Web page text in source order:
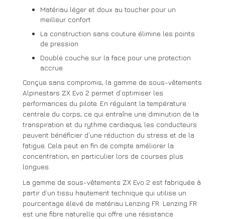
Matériau léger et doux au toucher pour un
meilleur confort
La construction sans couture élimine les points
de pression
Double couche sur la face pour une protection
accrue
Conçue sans compromis, la gamme de sous-vêtements
Alpinestars ZX Evo 2 permet d’optimiser les
performances du pilote. En régulant la température
centrale du corps, ce qui entraîne une diminution de la
transpiration et du rythme cardiaque, les conducteurs
peuvent bénéficier d’une réduction du stress et de la
fatigue. Cela peut en fin de compte améliorer la
concentration, en particulier lors de courses plus
longues.
La gamme de sous-vêtements ZX Evo 2 est fabriquée à
partir d’un tissu hautement technique qui utilise un
pourcentage élevé de matériau Lenzing FR. Lenzing FR
est une fibre naturelle qui offre une résistance